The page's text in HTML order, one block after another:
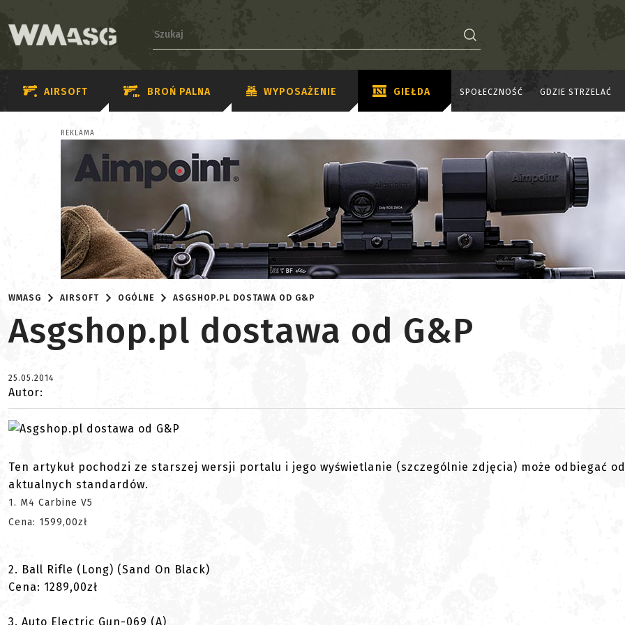
AIRSOFT BROŃ PALNA WYPOSAŻENIE GIEŁDA SPOŁECZNOŚĆ GDZIE STRZELAĆ
REKLAMA
WMASG AIRSOFT OGÓLNE ASGSHOP.PL DOSTAWA OD G&P
Asgshop.pl dostawa od G&P
25.05.2014
Autor:
Ten artykuł pochodzi ze starszej wersji portalu i jego wyświetlanie (szczególnie zdjęcia) może odbiegać od
aktualnych standardów.
1. M4 Carbine V5
Cena: 1599,00zł
2. Ball Rifle (Long) (Sand On Black)
Cena: 1289,00zł
3. Auto Electric Gun-069 (A)